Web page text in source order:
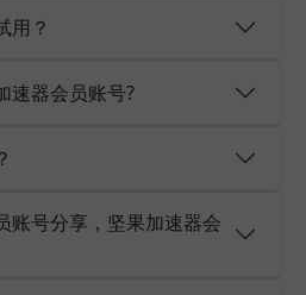
用？
速器会员账号?
账号分享，坚果加速器会